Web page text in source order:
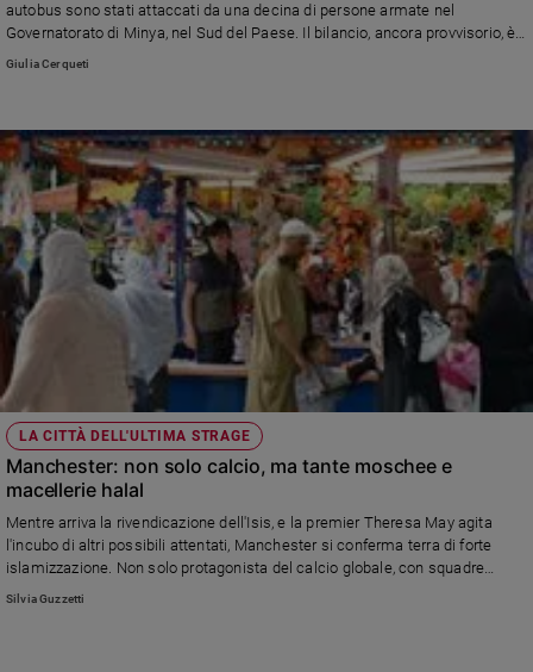
autobus sono stati attaccati da una decina di persone armate nel
Governatorato di Minya, nel Sud del Paese. Il bilancio, ancora provvisorio, è
di almeno 26 vittime.
Giulia Cerqueti
LA CITTÀ DELL'ULTIMA STRAGE
Manchester: non solo calcio, ma tante moschee e
macellerie halal
Mentre arriva la rivendicazione dell'Isis, e la premier Theresa May agita
l'incubo di altri possibili attentati, Manchester si conferma terra di forte
islamizzazione. Non solo protagonista del calcio globale, con squadre
come lo "United" e il "City", ma una città con una consistente popolazione
Silvia Guzzetti